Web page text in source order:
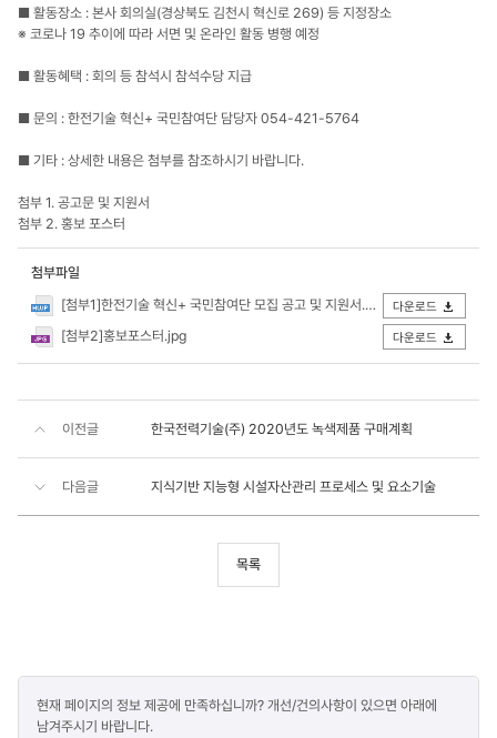
■ 활동장소 : 본사 회의실(경상북도 김천시 혁신로 269) 등 지정장소
※ 코로나 19 추이에 따라 서면 및 온라인 활동 병행 예정
■ 활동혜택 : 회의 등 참석시 참석수당 지급
■ 문의 : 한전기술 혁신+ 국민참여단 담당자 054-421-5764
■ 기타 : 상세한 내용은 첨부를 참조하시기 바랍니다.
첨부 1. 공고문 및 지원서
첨부 2. 홍보 포스터
첨부파일
[첨부1]한전기술 혁신+ 국민참여단 모집 공고 및 지원서.hwp
다운로드
[첨부2]홍보포스터.jpg 다운로드
이전글 한국전력기술(주) 2020년도 녹색제품 구매계획
다음글 지식기반 지능형 시설자산관리 프로세스 및 요소기술
목록
만족도
조사
현재 페이지의 정보 제공에 만족하십니까? 개선/건의사항이 있으면 아래에
남겨주시기 바랍니다.